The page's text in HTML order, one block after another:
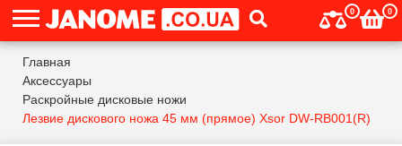
0 0
Главная
Аксессуары
Раскройные дисковые ножи
Лезвие дискового ножа 45 мм (прямое) Xsor DW-RB001(R)